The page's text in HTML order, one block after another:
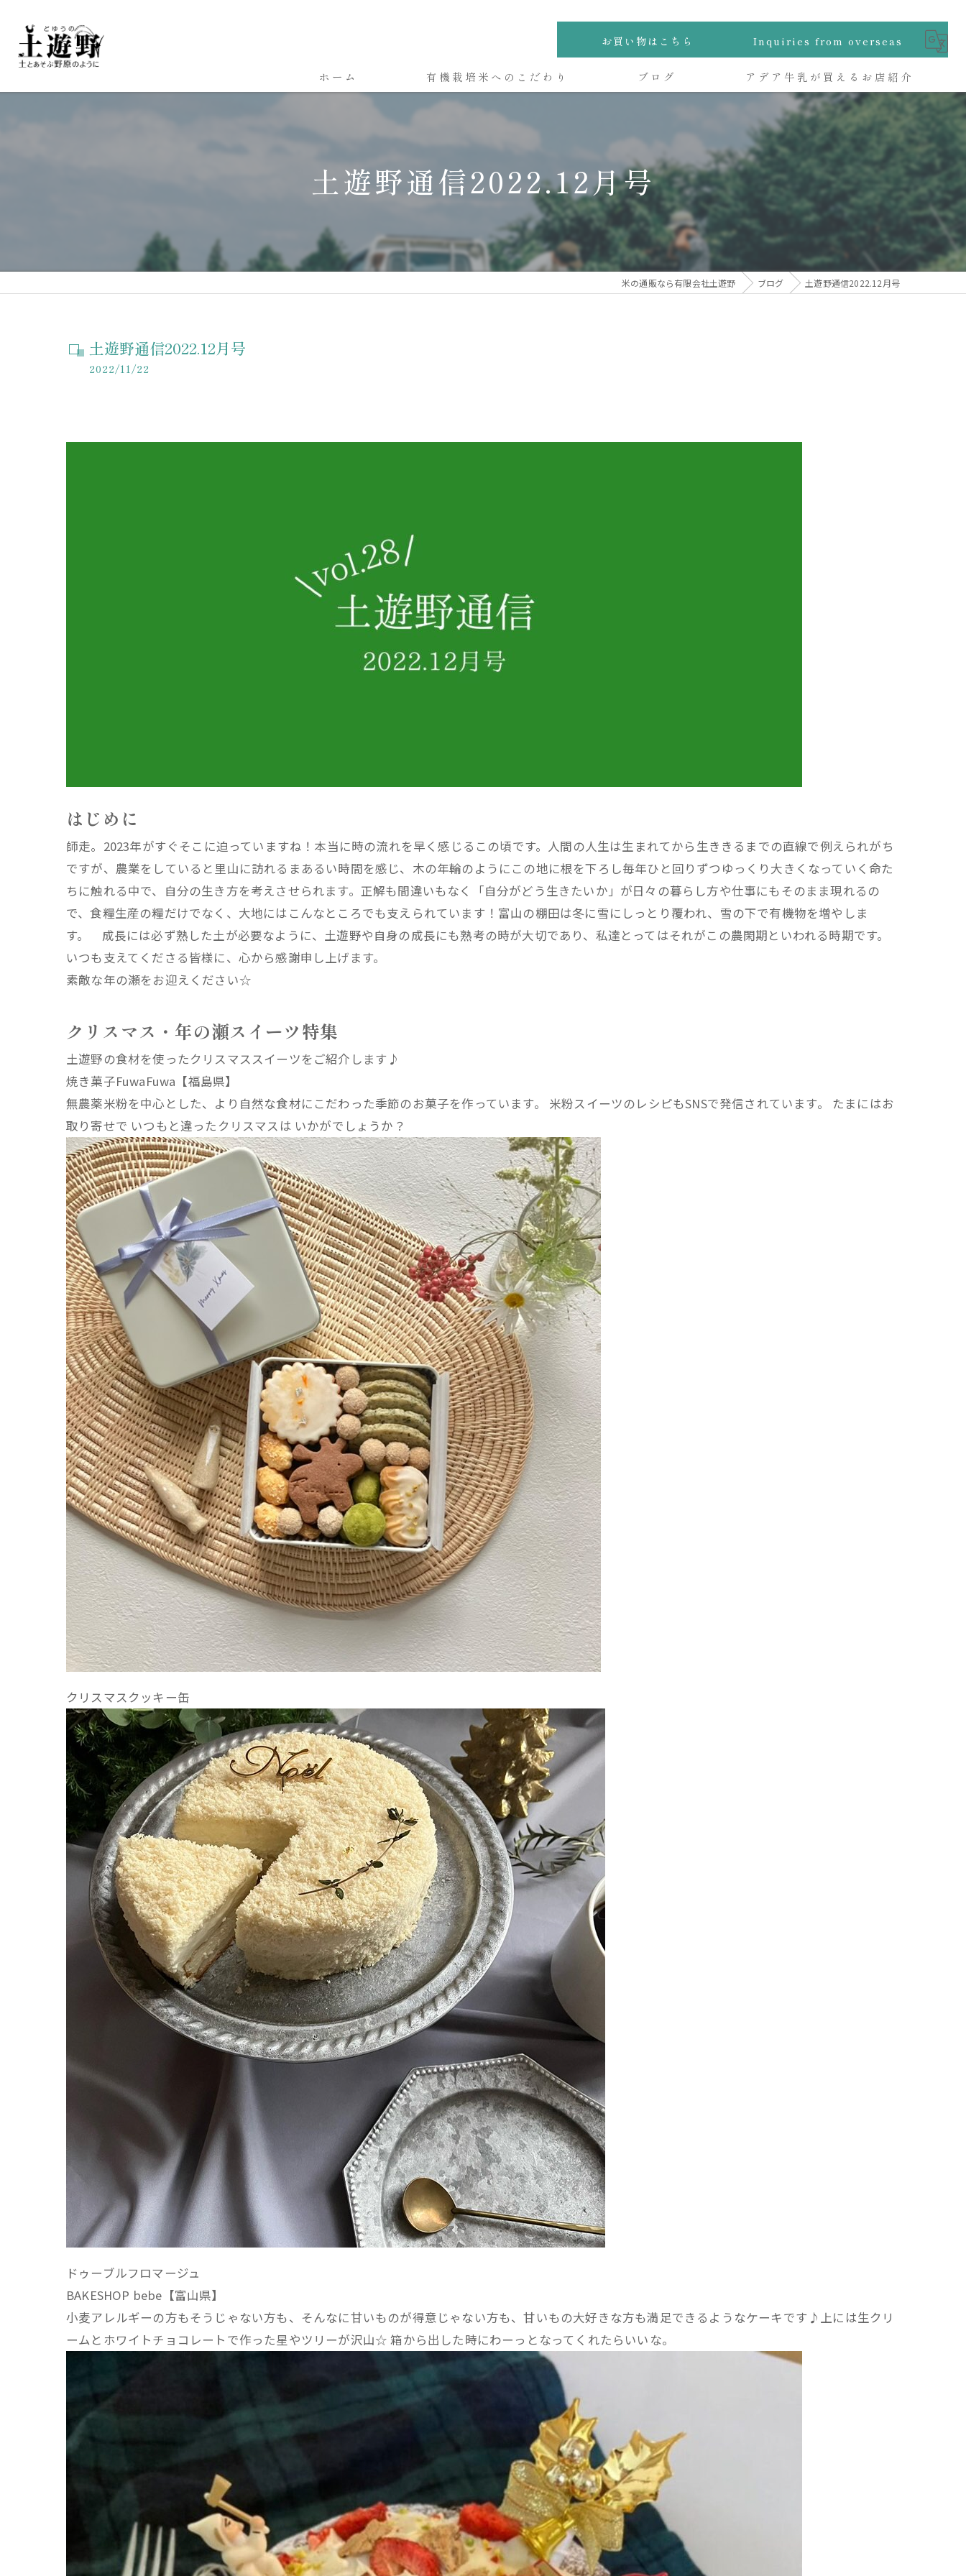
お買い物はこちら Inquiries from overseas
ホーム 有機栽培米へのこだわり ブログ アデア牛乳が買えるお店紹介
土遊野通信2022.12月号
米の通販なら有限会社土遊野 ブログ 土遊野通信2022.12月号
土遊野通信2022.12月号
2022/11/22
はじめに
師走。2023年がすぐそこに迫っていますね！本当に時の流れを早く感じるこの頃です。人間の人生は生まれてから生ききるまでの直線で例えられがち
ですが、農業をしていると里山に訪れるまあるい時間を感じ、木の年輪のようにこの地に根を下ろし毎年ひと回りずつゆっくり大きくなっていく命た
ちに触れる中で、自分の生き方を考えさせられます。正解も間違いもなく「自分がどう生きたいか」が日々の暮らし方や仕事にもそのまま現れるの
で、食糧生産の糧だけでなく、大地にはこんなところでも支えられています！富山の棚田は冬に雪にしっとり覆われ、雪の下で有機物を増やしま
す。 成長には必ず熟した土が必要なように、土遊野や自身の成長にも熟考の時が大切であり、私達とってはそれがこの農閑期といわれる時期です。
いつも支えてくださる皆様に、心から感謝申し上げます。
素敵な年の瀬をお迎えください☆
クリスマス・年の瀬スイーツ特集
土遊野の食材を使ったクリスマススイーツをご紹介します♪
焼き菓子FuwaFuwa【福島県】
無農薬米粉を中心とした、より自然な食材にこだわった季節のお菓子を作っています。 米粉スイーツのレシピもSNSで発信されています。 たまにはお
取り寄せで いつもと違ったクリスマスは いかがでしょうか？
クリスマスクッキー缶
ドゥーブルフロマージュ
BAKESHOP bebe【富山県】
小麦アレルギーの方もそうじゃない方も、そんなに甘いものが得意じゃない方も、甘いもの大好きな方も満足できるようなケーキです♪上には生クリ
ームとホワイトチョコレートで作った星やツリーが沢山☆ 箱から出した時にわーっとなってくれたらいいな。